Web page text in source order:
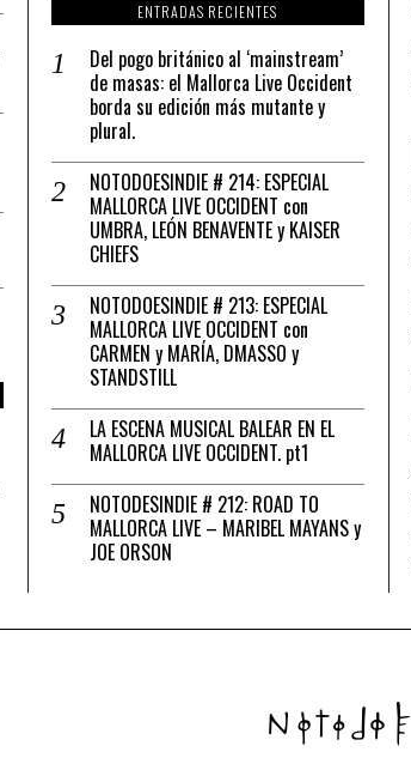
ENTRADAS RECIENTES
Del pogo británico al ‘mainstream’
de masas: el Mallorca Live Occident
borda su edición más mutante y
plural.
NOTODOESINDIE # 214: ESPECIAL
MALLORCA LIVE OCCIDENT con
UMBRA, LEÓN BENAVENTE y KAISER
CHIEFS
NOTODOESINDIE # 213: ESPECIAL
MALLORCA LIVE OCCIDENT con
CARMEN y MARÍA, DMASSO y
STANDSTILL
LA ESCENA MUSICAL BALEAR EN EL
MALLORCA LIVE OCCIDENT. pt1
NOTODESINDIE # 212: ROAD TO
MALLORCA LIVE – MARIBEL MAYANS y
JOE ORSON